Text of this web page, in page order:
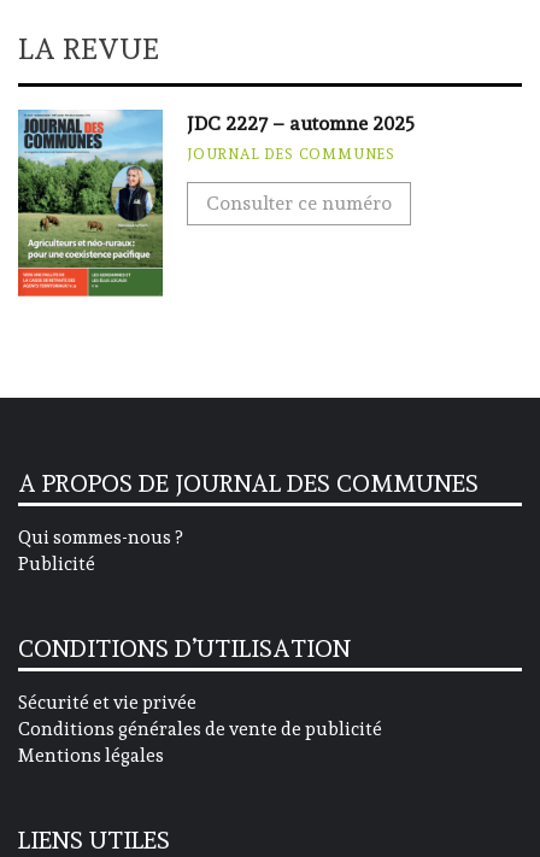
LA REVUE
JDC 2227 – automne 2025
JOURNAL DES COMMUNES
Consulter ce numéro
A PROPOS DE JOURNAL DES COMMUNES
Qui sommes-nous ?
Publicité
CONDITIONS D’UTILISATION
Sécurité et vie privée
Conditions générales de vente de publicité
Mentions légales
LIENS UTILES